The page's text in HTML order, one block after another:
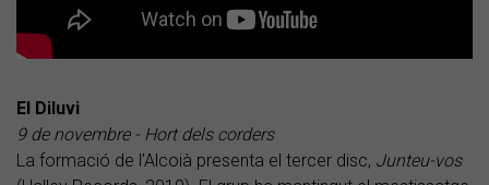
El Diluvi
9 de novembre - Hort dels corders
La formació de l’Alcoià presenta el tercer disc, Junteu-vos